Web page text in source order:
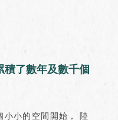
了數年及數千個
小的空間開始， 陸